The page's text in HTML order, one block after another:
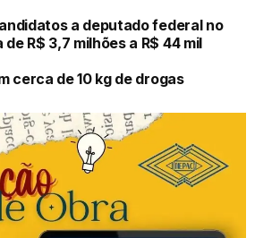
a deputado federal no
R$ 3,7 milhões a R$ 44 mil
cerca de 10 kg de drogas